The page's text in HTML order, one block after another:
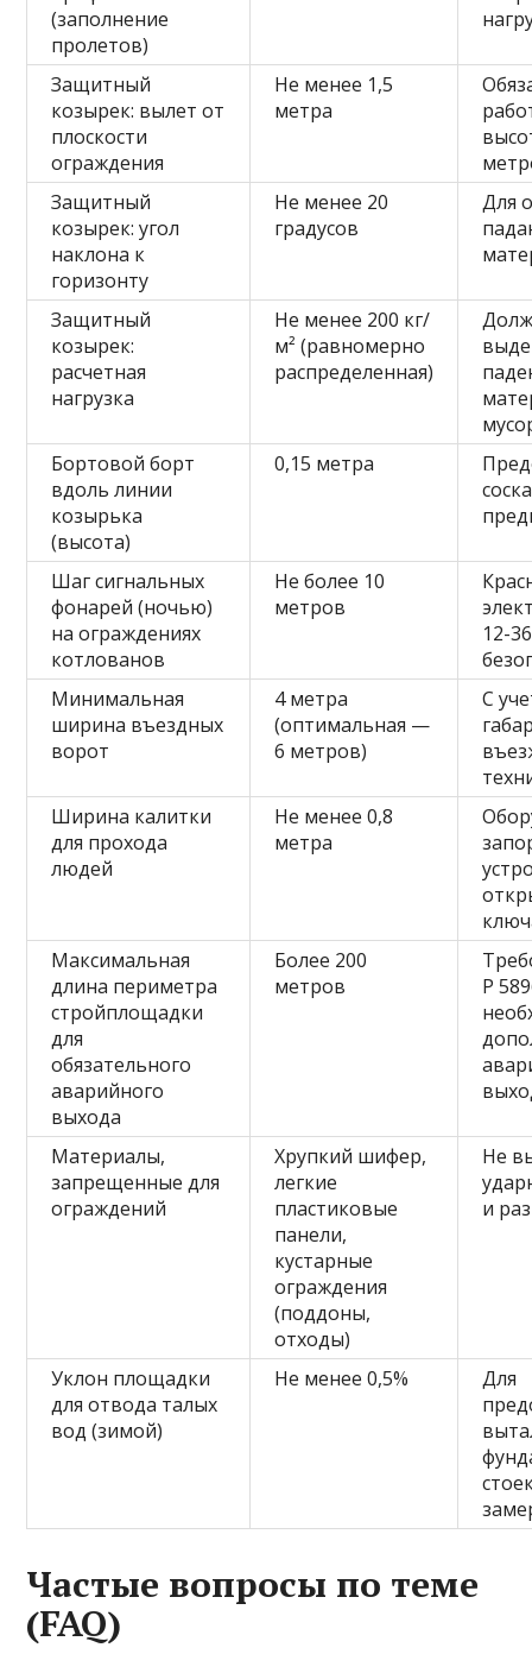
(заполнение
пролетов)
Защитный
козырек: вылет от
плоскости
ограждения
Не менее 1,5
метра
Защитный
козырек: угол
наклона к
горизонту
Не менее 20
градусов
Для
Защитный
козырек:
расчетная
нагрузка
Не менее 200 кг/
м² (равномерно
распределенная)
Бортовой борт
вдоль линии
козырька
(высота)
0,15 метра
Шаг сигнальных
фонарей (ночью)
на ограждениях
котлованов
Не более 10
метров
12-
Минимальная
ширина въездных
ворот
4 метра
(оптимальная —
6 метров)
С
Ширина калитки
для прохода
людей
Не менее 0,8
метра
Максимальная
длина периметра
стройплощадки
для
обязательного
аварийного
выхода
Более 200
метров
Р
Материалы,
запрещенные для
ограждений
Хрупкий шифер,
легкие
пластиковые
панели,
кустарные
ограждения
(поддоны,
отходы)
Не
и
Уклон площадки
для отвода талых
вод (зимой)
Не менее 0,5%
Для
Частые вопросы по теме
(FAQ)